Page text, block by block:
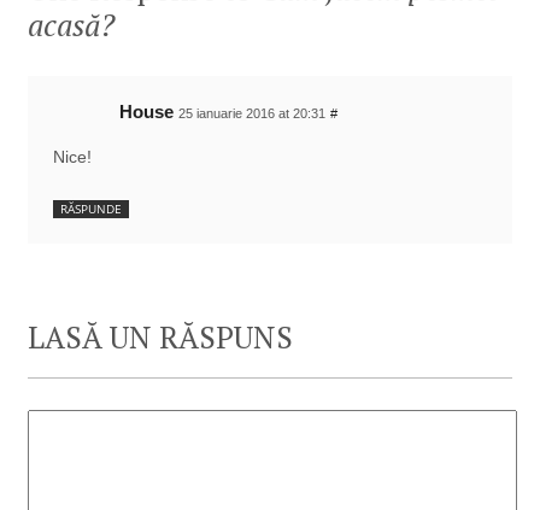
acasă?
House 25 ianuarie 2016 at 20:31 #
Nice!
RĂSPUNDE
LASĂ UN RĂSPUNS